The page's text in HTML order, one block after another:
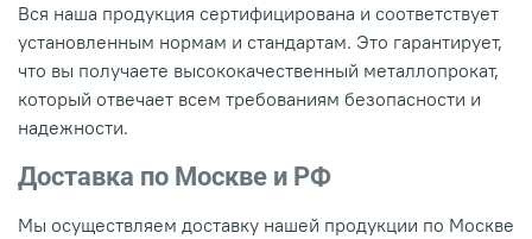
Вся наша продукция сертифицирована и соответствует
установленным нормам и стандартам. Это гарантирует,
что вы получаете высококачественный металлопрокат,
который отвечает всем требованиям безопасности и
надежности.
Доставка по Москве и РФ
Мы осуществляем доставку нашей продукции по Москве